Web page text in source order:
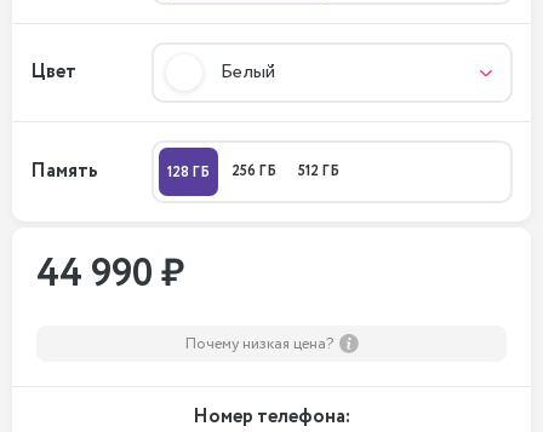
Цвет Белый
Память 128 ГБ 256 ГБ 512 ГБ
44 990 ₽
Почему низкая цена?
Номер телефона: